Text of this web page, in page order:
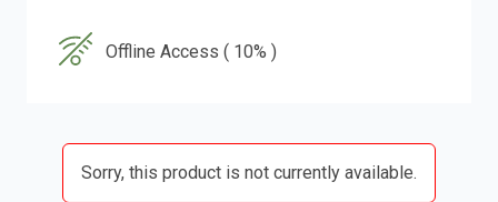
Offline Access ( 10% )
Sorry, this product is not currently available.